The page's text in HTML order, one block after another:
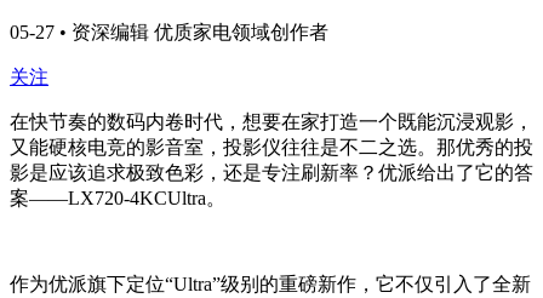
05-27 • 资深编辑 优质家电领域创作者
关注
在快节奏的数码内卷时代，想要在家打造一个既能沉浸观影，
又能硬核电竞的影音室，投影仪往往是不二之选。那优秀的投
影是应该追求极致色彩，还是专注刷新率？优派给出了它的答
案——LX720-4KCUltra。
作为优派旗下定位“Ultra”级别的重磅新作，它不仅引入了全新